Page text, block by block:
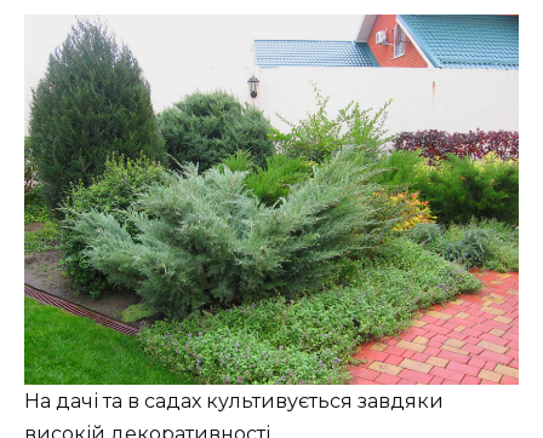
На дачі та в садах культивується завдяки
високій декоративності.